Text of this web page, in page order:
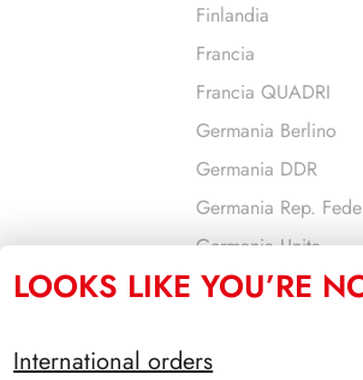
Finlandia
Francia
Francia QUADRI
Germania Berlino
Germania DDR
Germania Rep.
Germania Unita
Gibilterra
Grecia
LOOKS LIKE YOU’RE
International orders